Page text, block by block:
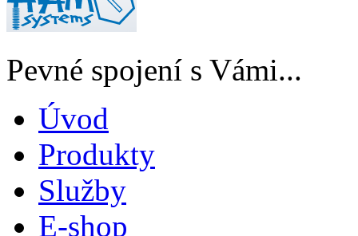
Pevné spojení s Vámi...
Úvod
Produkty
Služby
E-shop